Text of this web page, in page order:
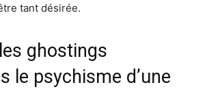
tant désirée.
ghostings
le psychisme d’une